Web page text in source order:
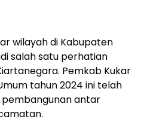
wilayah di Kabupaten
salah satu perhatian
Pemkab Kukar
tahun 2024 ini telah
antar